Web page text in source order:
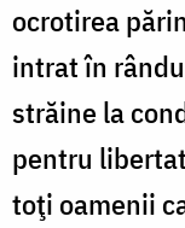
ocrotirea
intrat în
străine la
pentru
toţi oamenii